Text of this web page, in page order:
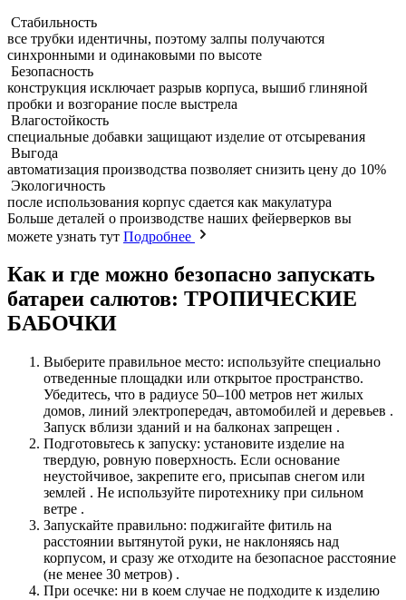
Стабильность
все трубки идентичны, поэтому залпы получаются
синхронными и одинаковыми по высоте
Безопасность
конструкция исключает разрыв корпуса, вышиб глиняной
пробки и возгорание после выстрела
Влагостойкость
специальные добавки защищают изделие от отсыревания
Выгода
автоматизация производства позволяет снизить цену до 10%
Экологичность
после использования корпус сдается как макулатура
Больше деталей о производстве наших фейерверков вы
можете узнать тут Подробнее
Как и где можно безопасно запускать
батареи салютов: ТРОПИЧЕСКИЕ
БАБОЧКИ
Выберите правильное место: используйте специально
отведенные площадки или открытое пространство.
Убедитесь, что в радиусе 50–100 метров нет жилых
домов, линий электропередач, автомобилей и деревьев .
Запуск вблизи зданий и на балконах запрещен .
Подготовьтесь к запуску: установите изделие на
твердую, ровную поверхность. Если основание
неустойчивое, закрепите его, присыпав снегом или
землей . Не используйте пиротехнику при сильном
ветре .
Запускайте правильно: поджигайте фитиль на
расстоянии вытянутой руки, не наклоняясь над
корпусом, и сразу же отходите на безопасное расстояние
(не менее 30 метров) .
При осечке: ни в коем случае не подходите к изделию